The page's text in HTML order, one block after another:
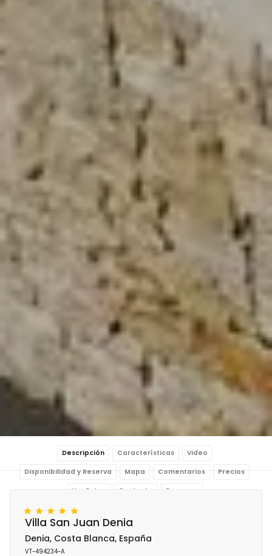
Descripción Características Video
Disponibilidad y Reserva Mapa Comentarios Precios
Ver Fotos Contacto Reservar
Villa San Juan Denia
Denia, Costa Blanca, España
VT-494234-A